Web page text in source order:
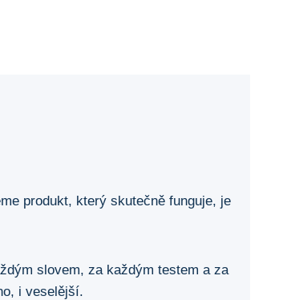
produkt, který skutečně funguje, je
slovem, za každým testem a za
i veselější.